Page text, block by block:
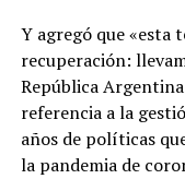
Y agregó que «esta
recuperación:
República
referencia a la
años de políticas
la pandemia de